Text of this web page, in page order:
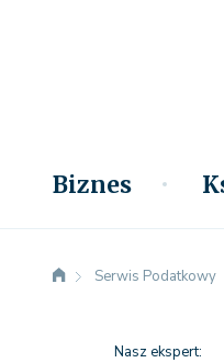
Biznes
Serwis Podatkowy
Nasz ekspert: